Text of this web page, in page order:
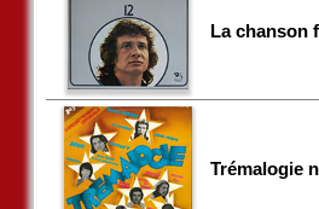
La chanson
Trémalogie